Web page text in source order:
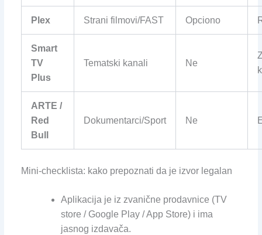
Plex Strani filmovi/FAST Opciono
Smart
TV
Plus
Tematski kanali Ne
ARTE /
Red
Bull
Dokumentarci/Sport Ne
Mini-checklista: kako prepoznati da je izvor legalan
Aplikacija je iz zvanične prodavnice (TV
store / Google Play / App Store) i ima
jasnog izdavača.